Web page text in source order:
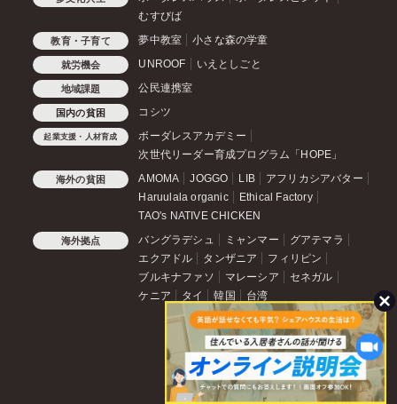
むすびば
教育・子育て 夢中教室 小さな森の学童
就労機会 UNROOF いえとしごと
地域課題 公民連携室
国内の貧困 コシツ
起業支援・人材育成
ボーダレスアカデミー
次世代リーダー育成プログラム「HOPE」
海外の貧困 AMOMA JOGGO LIB
アフリカシアバター
Haruulala organic
Ethical Factory
TAO's NATIVE CHICKEN
海外拠点 バングラデシュ ミャンマー
グアテマラ
エクアドル
タンザニア
フィリピン
ブルキナファソ
マレーシア
セネガル
ケニア
タイ 韓国 台湾